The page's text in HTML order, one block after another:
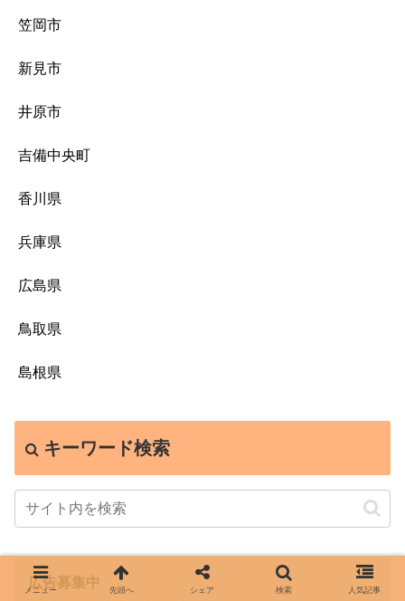
笠岡市
新見市
井原市
吉備中央町
香川県
兵庫県
広島県
鳥取県
島根県
キーワード検索
広告募集中
メニュー 先頭へ シェア 検索 人気記事